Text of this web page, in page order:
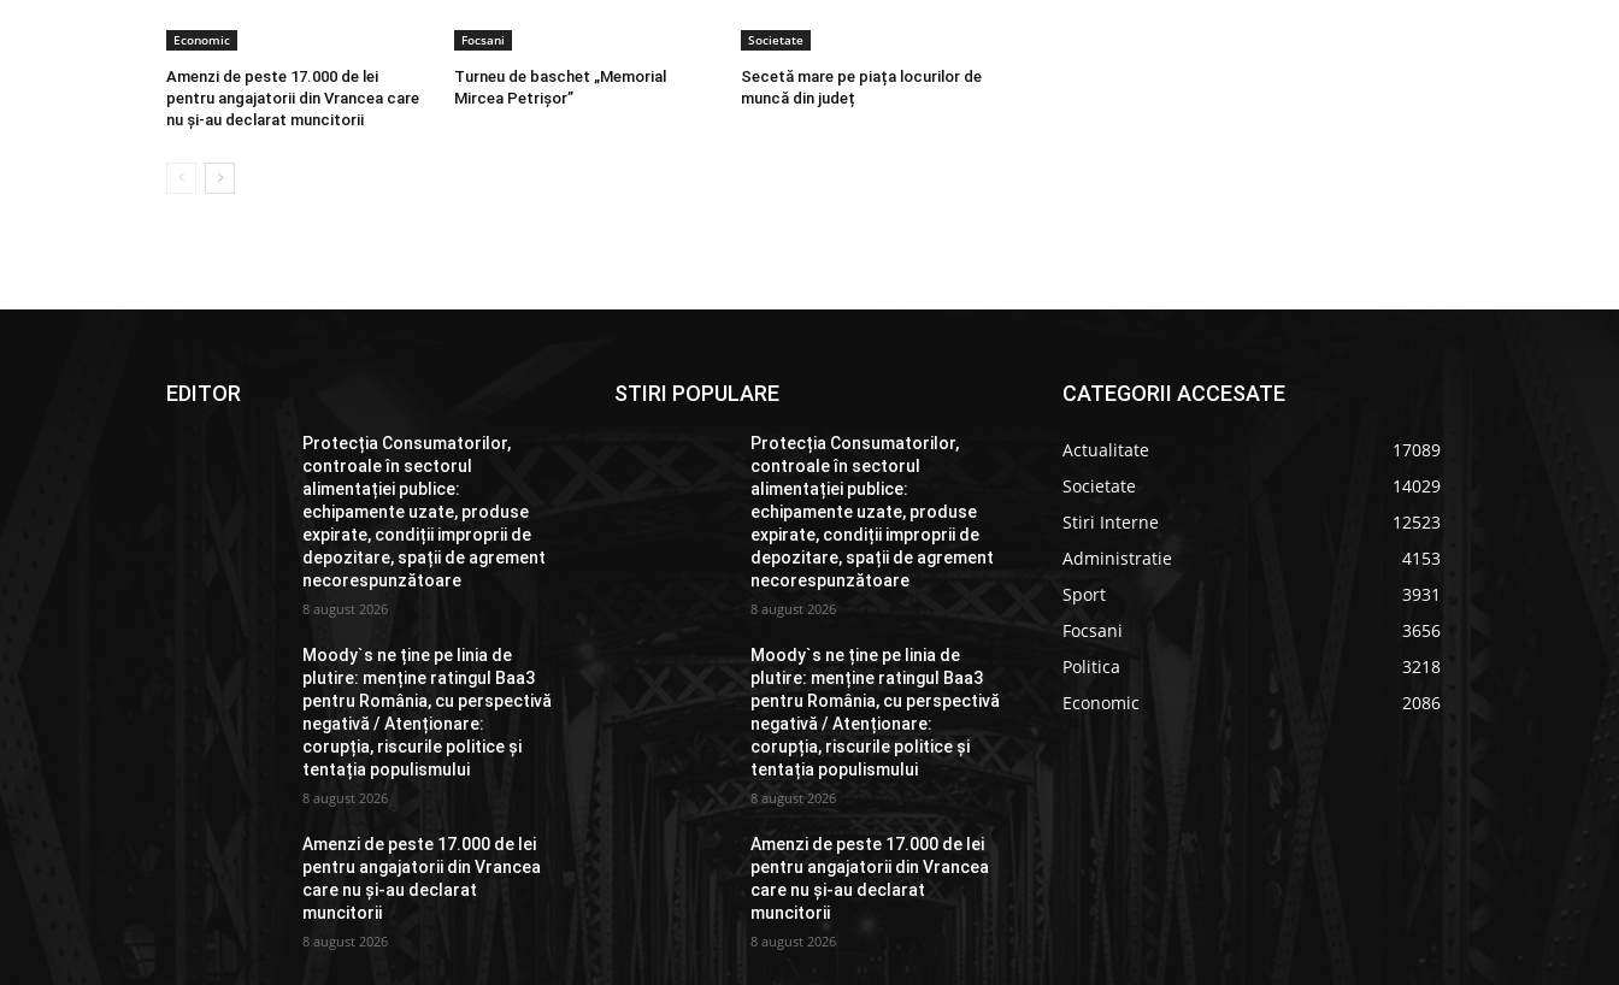
Economic
Amenzi de peste 17.000 de lei
pentru angajatorii din Vrancea care
nu și-au declarat muncitorii
Focsani
Turneu de baschet „Memorial
Mircea Petrișor”
Societate
Secetă mare pe piața locurilor de
muncă din județ
EDITOR
Protecția Consumatorilor,
controale în sectorul
alimentației publice:
echipamente uzate, produse
expirate, condiții improprii de
depozitare, spații de agrement
necorespunzătoare
8 august 2026
Moody`s ne ține pe linia de
plutire: menține ratingul Baa3
pentru România, cu perspectivă
negativă / Atenționare:
corupția, riscurile politice și
tentația populismului
8 august 2026
Amenzi de peste 17.000 de lei
pentru angajatorii din Vrancea
care nu și-au declarat
muncitorii
8 august 2026
STIRI POPULARE
Protecția Consumatorilor,
controale în sectorul
alimentației publice:
echipamente uzate, produse
expirate, condiții improprii de
depozitare, spații de agrement
necorespunzătoare
8 august 2026
Moody`s ne ține pe linia de
plutire: menține ratingul Baa3
pentru România, cu perspectivă
negativă / Atenționare:
corupția, riscurile politice și
tentația populismului
8 august 2026
Amenzi de peste 17.000 de lei
pentru angajatorii din Vrancea
care nu și-au declarat
muncitorii
8 august 2026
CATEGORII ACCESATE
Actualitate
17089
Societate
14029
Stiri Interne
12523
Administratie
4153
Sport
3931
Focsani
3656
Politica
3218
Economic
2086